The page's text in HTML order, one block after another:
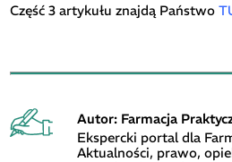
Część 3 artykułu znajdą Państwo
Autor: Farmacja
Ekspercki portal dla
Aktualności, prawo,